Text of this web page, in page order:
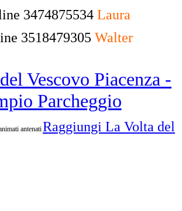
3474875534 Laura
3518479305 Walter
Vescovo Piacenza -
Parcheggio
Raggiungi La Volta del